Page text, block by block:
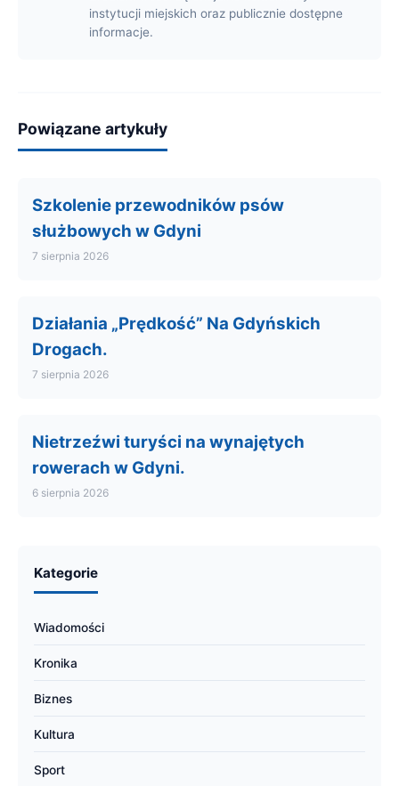
instytucji miejskich oraz publicznie dostępne
informacje.
Powiązane artykuły
Szkolenie przewodników psów
służbowych w Gdyni
7 sierpnia 2026
Działania „Prędkość” Na Gdyńskich
Drogach.
7 sierpnia 2026
Nietrzeźwi turyści na wynajętych
rowerach w Gdyni.
6 sierpnia 2026
Kategorie
Wiadomości
Kronika
Biznes
Kultura
Sport